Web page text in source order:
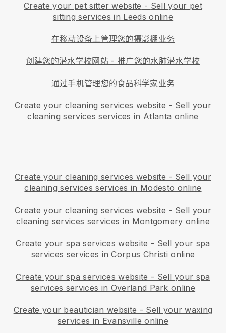
Create your pet sitter website - Sell your pet
sitting services in Leeds online
在移动设备上管理您的摄影棚业务
创建您的潜水学校网站 - 推广您的水肺潜水学校
通过手机管理您的食品科学家业务
Create your cleaning services website - Sell your
cleaning services services in Atlanta online
Create your cleaning services website - Sell your
cleaning services services in Modesto online
Create your cleaning services website - Sell your
cleaning services services in Montgomery online
Create your spa services website - Sell your spa
services services in Corpus Christi online
Create your spa services website - Sell your spa
services services in Overland Park online
Create your beautician website - Sell your waxing
services in Evansville online